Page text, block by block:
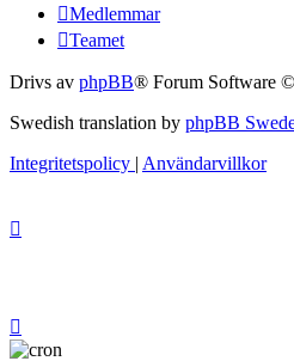
Medlemmar
Teamet
Drivs av phpBB® Forum Software
Swedish translation by phpBB
Integritetspolicy Användarvillkor